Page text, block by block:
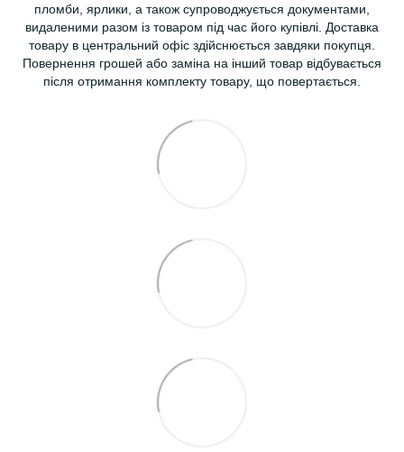
пломби, ярлики, а також супроводжується документами,
видаленими разом із товаром під час його купівлі. Доставка
товару в центральний офіс здійснюється завдяки покупця.
Повернення грошей або заміна на інший товар відбувається
після отримання комплекту товару, що повертається.